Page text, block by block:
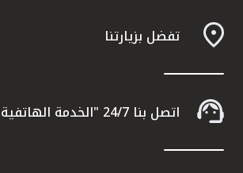
تفضل بزيارتنا
اتصل بنا 24/7 "الخدمة الهاتفية" 1803333